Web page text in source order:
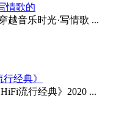
情歌的
越音乐时光·写情歌 ...
经典》
流行经典》2020 ...